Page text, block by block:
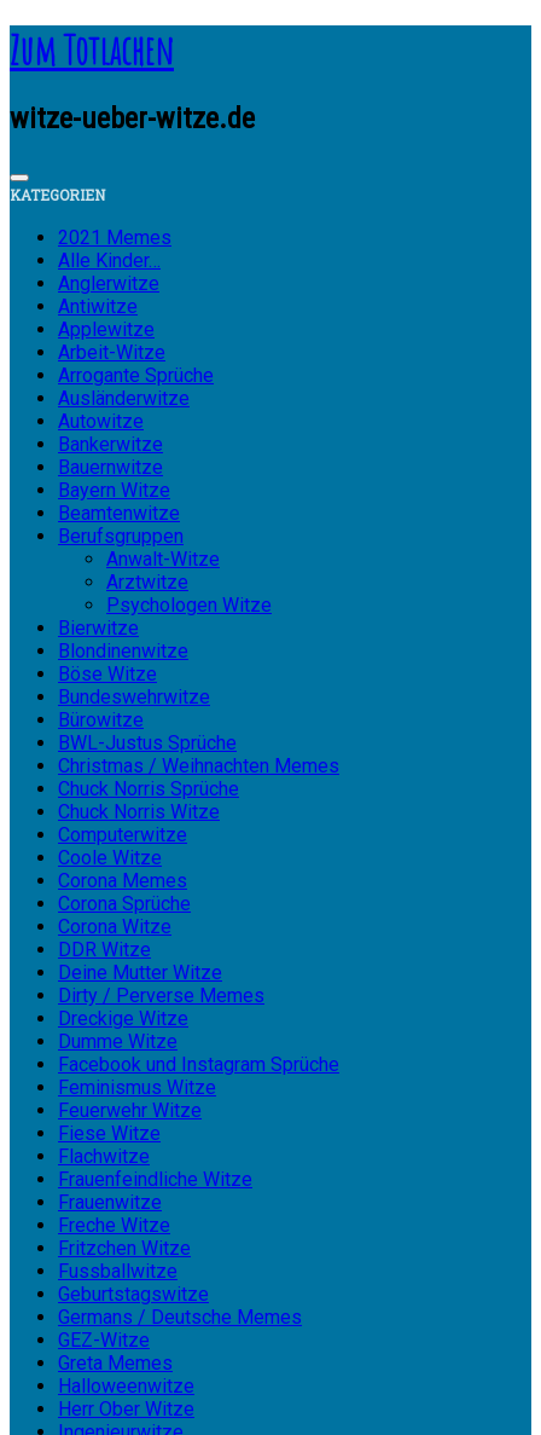
Zum Totlachen
witze-ueber-witze.de
KATEGORIEN
2021 Memes
Alle Kinder…
Anglerwitze
Antiwitze
Applewitze
Arbeit-Witze
Arrogante Sprüche
Ausländerwitze
Autowitze
Bankerwitze
Bauernwitze
Bayern Witze
Beamtenwitze
Berufsgruppen
Anwalt-Witze
Arztwitze
Psychologen Witze
Bierwitze
Blondinenwitze
Böse Witze
Bundeswehrwitze
Bürowitze
BWL-Justus Sprüche
Christmas / Weihnachten Memes
Chuck Norris Sprüche
Chuck Norris Witze
Computerwitze
Coole Witze
Corona Memes
Corona Sprüche
Corona Witze
DDR Witze
Deine Mutter Witze
Dirty / Perverse Memes
Dreckige Witze
Dumme Witze
Facebook und Instagram Sprüche
Feminismus Witze
Feuerwehr Witze
Fiese Witze
Flachwitze
Frauenfeindliche Witze
Frauenwitze
Freche Witze
Fritzchen Witze
Fussballwitze
Geburtstagswitze
Germans / Deutsche Memes
GEZ-Witze
Greta Memes
Halloweenwitze
Herr Ober Witze